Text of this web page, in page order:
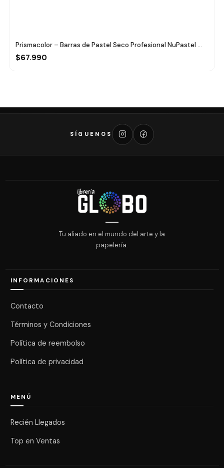
Prismacolor – Barras de Pastel Seco Profesional NuPastel ...
$67.990
SÍGUENOS
Tu aliado en el mundo del arte y la
papelería.
INFORMACIONES
Contacto
Términos y Condiciones
Política de reembolso
Política de privacidad
MENÚ
Recién Llegados
Top en Ventas